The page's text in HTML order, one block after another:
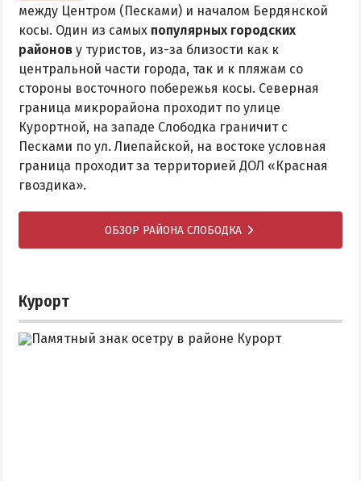
между Центром (Песками) и началом Бердянской
косы. Один из самых популярных городских
районов у туристов, из-за близости как к
центральной части города, так и к пляжам со
стороны восточного побережья косы. Северная
граница микрорайона проходит по улице
Курортной, на западе Слободка граничит с
Песками по ул. Лиепайской, на востоке условная
граница проходит за территорией ДОЛ «Красная
гвоздика».
ОБЗОР РАЙОНА СЛОБОДКА
Курорт